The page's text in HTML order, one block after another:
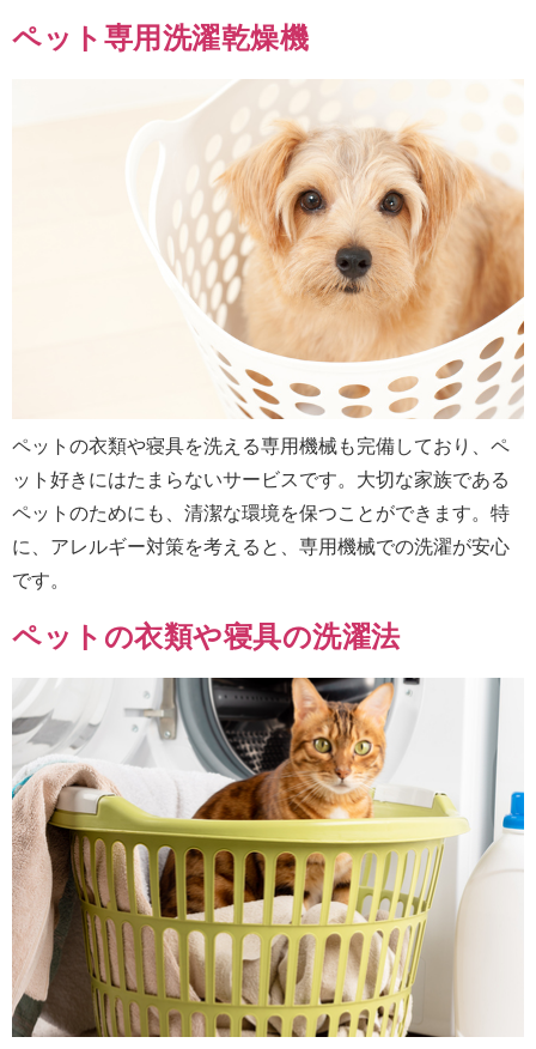
ペット専用洗濯乾燥機
ペットの衣類や寝具を洗える専用機械も完備しており、ペ
ット好きにはたまらないサービスです。大切な家族である
ペットのためにも、清潔な環境を保つことができます。特
に、アレルギー対策を考えると、専用機械での洗濯が安心
です。
ペットの衣類や寝具の洗濯法